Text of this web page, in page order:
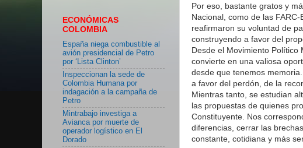
Por eso, bastante gratos y
Nacional, como de las
reafirmaron su voluntad de
construyendo a favor del
Desde el Movimiento Político
convierte en una valiosa
desde que tenemos
a favor del perdón, de la
Mientras tanto, se estudian
las propuestas de quienes
Constituyente. Nos
diferencias, cerrar las
constante, cotidiana y más
ECONÓMICAS
COLOMBIA
España niega combustible al
avión presidencial de Petro
por ‘Lista Clinton’
Inspeccionan la sede de
Colombia Humana por
indagación a la campaña de
Petro
Mintrabajo investiga a
Avianca por muerte de
operador logístico en El
Dorado